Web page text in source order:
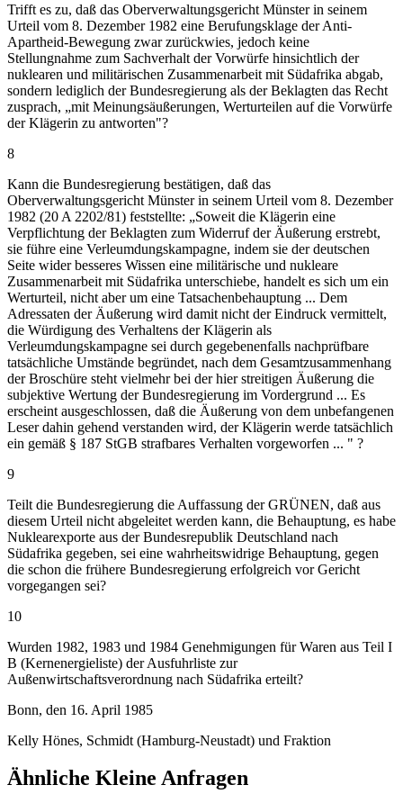
Trifft es zu, daß das Oberverwaltungsgericht Münster in seinem
Urteil vom 8. Dezember 1982 eine Berufungsklage der Anti-
Apartheid-Bewegung zwar zurückwies, jedoch keine
Stellungnahme zum Sachverhalt der Vorwürfe hinsichtlich der
nuklearen und militärischen Zusammenarbeit mit Südafrika abgab,
sondern lediglich der Bundesregierung als der Beklagten das Recht
zusprach, „mit Meinungsäußerungen, Werturteilen auf die Vorwürfe
der Klägerin zu antworten"?
8
Kann die Bundesregierung bestätigen, daß das
Oberverwaltungsgericht Münster in seinem Urteil vom 8. Dezember
1982 (20 A 2202/81) feststellte: „Soweit die Klägerin eine
Verpflichtung der Beklagten zum Widerruf der Äußerung erstrebt,
sie führe eine Verleumdungskampagne, indem sie der deutschen
Seite wider besseres Wissen eine militärische und nukleare
Zusammenarbeit mit Südafrika unterschiebe, handelt es sich um ein
Werturteil, nicht aber um eine Tatsachenbehauptung ... Dem
Adressaten der Äußerung wird damit nicht der Eindruck vermittelt,
die Würdigung des Verhaltens der Klägerin als
Verleumdungskampagne sei durch gegebenenfalls nachprüfbare
tatsächliche Umstände begründet, nach dem Gesamtzusammenhang
der Broschüre steht vielmehr bei der hier streitigen Äußerung die
subjektive Wertung der Bundesregierung im Vordergrund ... Es
erscheint ausgeschlossen, daß die Äußerung von dem unbefangenen
Leser dahin gehend verstanden wird, der Klägerin werde tatsächlich
ein gemäß § 187 StGB strafbares Verhalten vorgeworfen ... " ?
9
Teilt die Bundesregierung die Auffassung der GRÜNEN, daß aus
diesem Urteil nicht abgeleitet werden kann, die Behauptung, es habe
Nuklearexporte aus der Bundesrepublik Deutschland nach
Südafrika gegeben, sei eine wahrheitswidrige Behauptung, gegen
die schon die frühere Bundesregierung erfolgreich vor Gericht
vorgegangen sei?
10
Wurden 1982, 1983 und 1984 Genehmigungen für Waren aus Teil I
B (Kernenergieliste) der Ausfuhrliste zur
Außenwirtschaftsverordnung nach Südafrika erteilt?
Bonn, den 16. April 1985
Kelly Hönes, Schmidt (Hamburg-Neustadt) und Fraktion
Ähnliche Kleine Anfragen